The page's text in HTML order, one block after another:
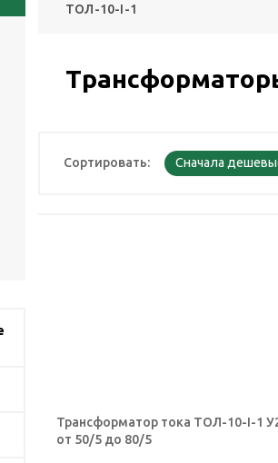
ТОЛ-10-I-1
Сортировать:
Трансформатор тока ТОЛ-10-I-1
от 50/5 до 80/5